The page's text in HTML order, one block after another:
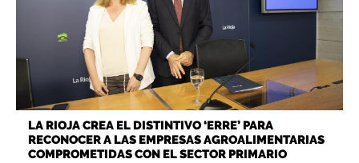
LA RIOJA CREA EL DISTINTIVO ‘ERRE’ PARA
RECONOCER A LAS EMPRESAS AGROALIMENTARIAS
COMPROMETIDAS CON EL SECTOR PRIMARIO